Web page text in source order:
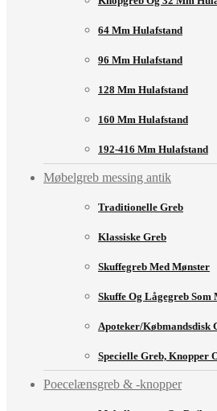
64 Mm Hulafstand
96 Mm Hulafstand
128 Mm Hulafstand
160 Mm Hulafstand
192-416 Mm Hulafstand
Møbelgreb messing antik
Traditionelle Greb
Klassiske Greb
Skuffegreb Med Mønster
Skuffe Og Lågegreb Som
Apoteker/købmandsdisk
Specielle Greb, Knopper
Poecelænsgreb & -knopper